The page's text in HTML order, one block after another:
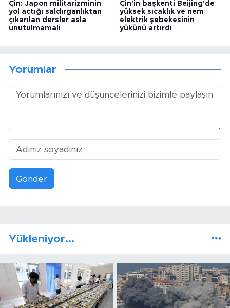
Çin: Japon militarizminin
yol açtığı saldırganlıktan
çıkarılan dersler asla
unutulmamalı
Çin'in başkenti Beijing'de
yüksek sıcaklık ve nem
elektrik şebekesinin
yükünü artırdı
Yorumlar
Gönder
Yükleniyor...